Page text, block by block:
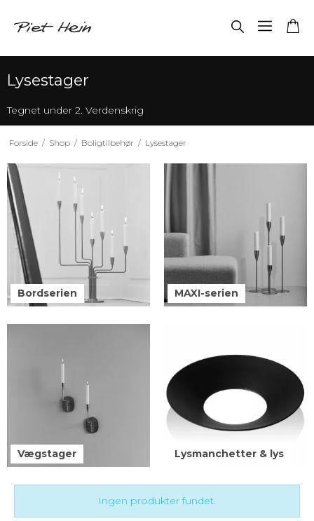
Lysestager
Tegnet under 2. Verdenskrig
Forside / Shop / Boligtilbehør / Lysestager
Bordserien MAXI-serien
Vægstager Lysmanchetter & lys
Ingen produkter fundet.